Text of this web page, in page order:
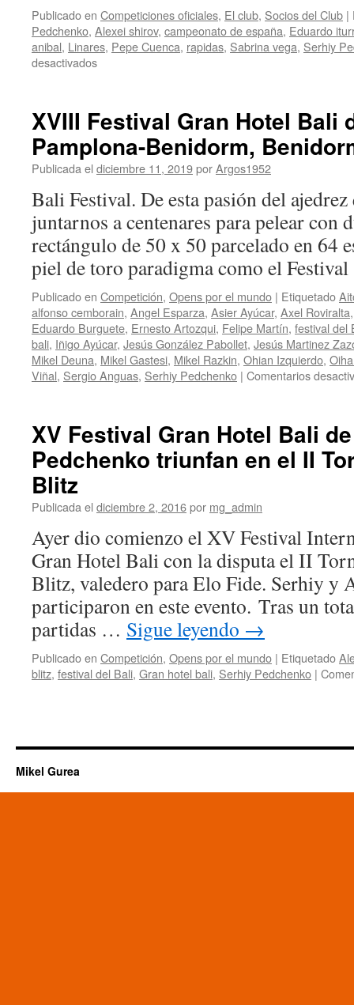
Publicado en Competiciones oficiales, El club, Socios del Club |
Pedchenko, Alexei shirov, campeonato de españa, Eduardo
anibal, Linares, Pepe Cuenca, rapidas, Sabrina vega, Serhiy
desactivadosen
Absoluto
Individual,
Rápido
y
Los
Pedchenko
hacen
pleno
en
Campeonatos
de
España
XVIII Festival Gran Hotel Bali
Pamplona-Benidorm,
Publicada el diciembre 11, 2019porArgos1952
Bali Festival. De esta pasión del ajedrez
juntarnos a centenares para pelear con
rectángulo de 50 x 50 parcelado en 64
piel de toro paradigma como el
Publicado en Competición, Opens por el mundo | Etiquetado
alfonso cemborain, Angel Esparza, Asier Ayúcar, Axel Roviralta
Eduardo Burguete, Ernesto Artozqui, Felipe Martín, festival del
bali, Iñigo Ayúcar, Jesús González Pabollet, Jesús Martinez
Mikel Deuna, Mikel Gastesi, Mikel Razkin, Ohian Izquierdo,
Viñal, Sergio Anguas, Serhiy Pedchenko | Comentarios
XV Festival Gran Hotel Bali
Pedchenko triunfan en el II
Blitz
Publicada el diciembre 2, 2016por mg_admin
Ayer dio comienzo el XV Festival
Gran Hotel Bali con la disputa el II
Blitz, valedero para Elo Fide. Serhiy y
participaron en este evento. Tras un
partidas … Sigue leyendo →
Publicado en Competición, Opens por el mundo | Etiquetado
blitz, festival del Bali, Gran hotel bali, Serhiy Pedchenko |
Mikel Gurea